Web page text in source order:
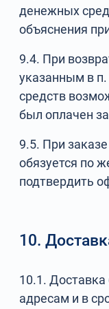
денежных
объяснения
9.4. При
указанным в
средств
был оплачен
9.5. При
обязуется по
подтвердить
10.
10.1. Доставка
адресам и в